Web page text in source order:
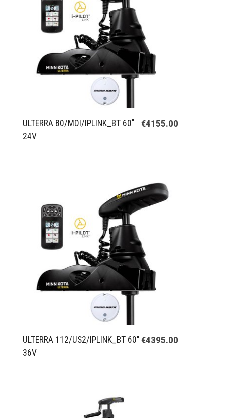
ULTERRA 80/MDI/IPLINK_BT 60"
24V
€4155.00
ULTERRA 112/US2/IPLINK_BT 60"
36V
€4395.00